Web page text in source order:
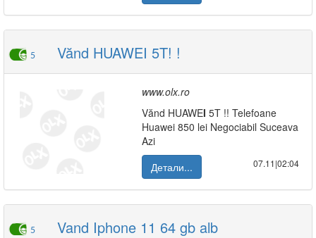
5 Vănd HUAWEI 5T! !
www.olx.ro
Vănd HUAWEI 5T !! Telefoane
Huawei 850 lei Negociabil Suceava
Azi
Детали...
07.11|02:04
5 Vand Iphone 11 64 gb alb